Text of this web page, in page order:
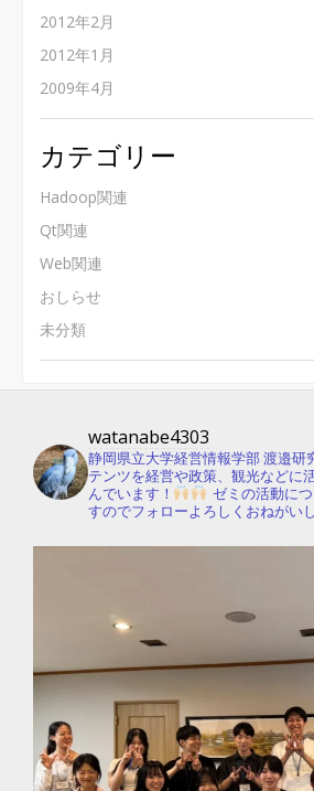
2012年2月
2012年1月
2009年4月
カテゴリー
Hadoop関連
Qt関連
Web関連
おしらせ
未分類
watanabe4303
静岡県立大学経営情報学部 渡邉研
テンツを経営や政策、観光などに
んでいます！
ゼミの活動に
すのでフォローよろしくおねがい